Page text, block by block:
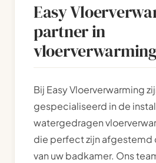
Easy
partner in
Bij Easy Vloerverwarming
gespecialiseerd in de
watergedragen
die perfect zijn afgestemd
van uw badkamer. Ons